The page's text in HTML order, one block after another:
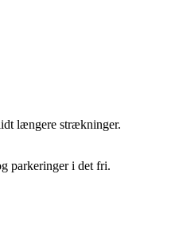
længere strækninger.
parkeringer i det fri.